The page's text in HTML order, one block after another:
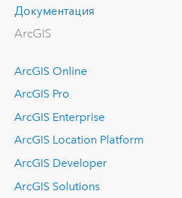
Документация
ArcGIS
ArcGIS Online
ArcGIS Pro
ArcGIS Enterprise
ArcGIS Location Platform
ArcGIS Developer
ArcGIS Solutions